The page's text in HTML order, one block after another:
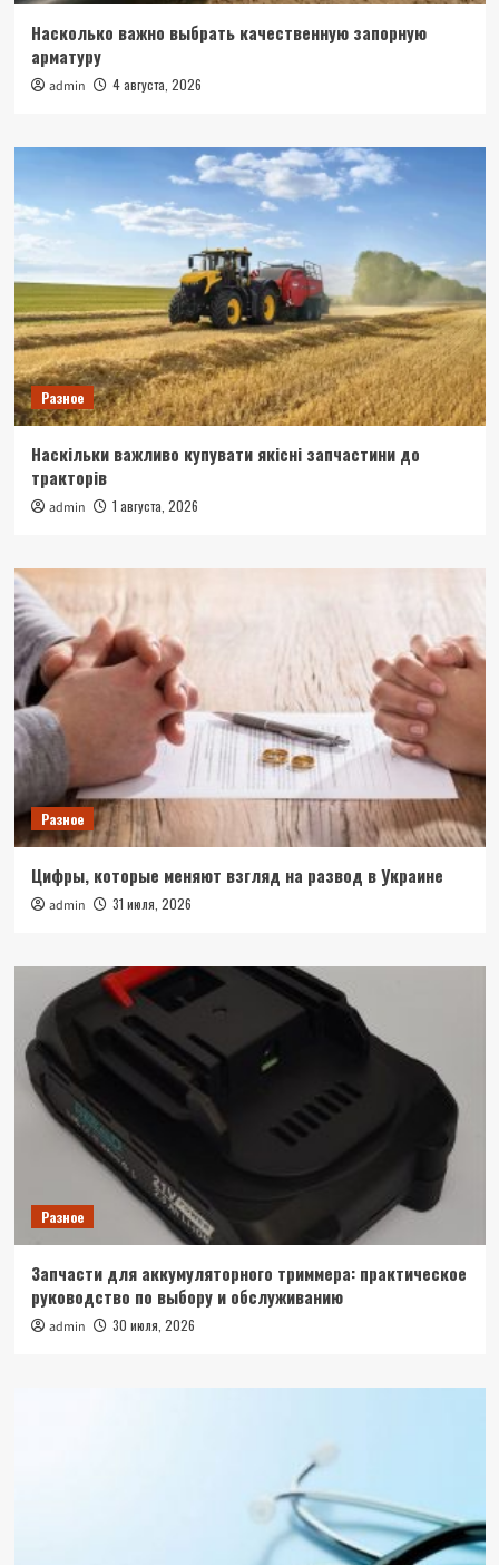
Насколько важно выбрать качественную запорную
арматуру
admin 4 августа, 2026
Разное
Наскільки важливо купувати якісні запчастини до
тракторів
admin 1 августа, 2026
Разное
Цифры, которые меняют взгляд на развод в Украине
admin 31 июля, 2026
Разное
Запчасти для аккумуляторного триммера: практическое
руководство по выбору и обслуживанию
admin 30 июля, 2026